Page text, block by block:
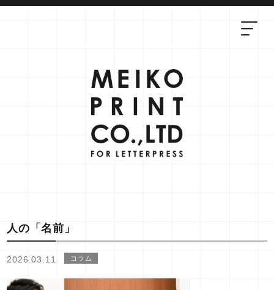
人の「名前」
2026.03.11 コラム